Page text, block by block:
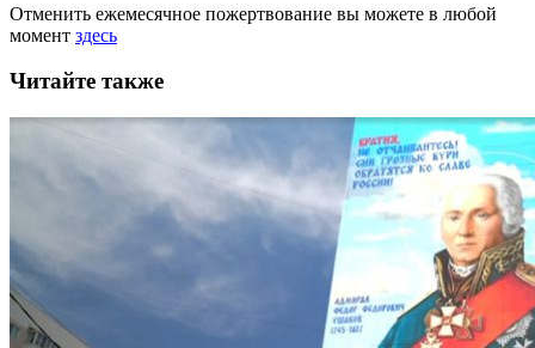
Отменить ежемесячное пожертвование вы можете в любой
момент здесь
Читайте также